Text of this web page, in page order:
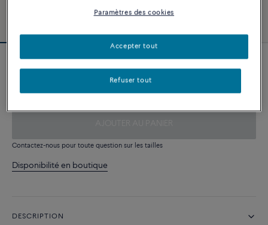
Câble noir
Contactez-nous pour toute question sur les tailles
Disponibilité en boutique
DESCRIPTION
Paramètres des cookies
Refuser tout
Accepter tout